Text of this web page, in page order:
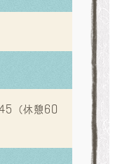
（休憩60